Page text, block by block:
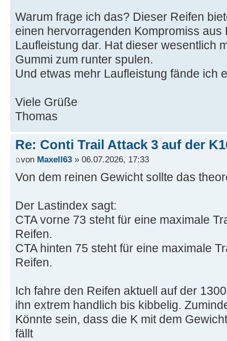
Warum frage ich das? Dieser Reifen
einen hervorragenden Kompromiss
Laufleistung dar. Hat dieser wesentlich
Gummi zum runter spulen.
Und etwas mehr Laufleistung fände ich
Viele Grüße
Thomas
Re: Conti Trail Attack 3 auf der
von Maxell63 » 06.07.2026, 17:33
Von dem reinen Gewicht sollte das
Der Lastindex sagt:
CTA vorne 73 steht für eine maximale
Reifen.
CTA hinten 75 steht für eine maximale
Reifen.
Ich fahre den Reifen aktuell auf der
ihn extrem handlich bis kibbelig.
Könnte sein, dass die K mit dem
fällt